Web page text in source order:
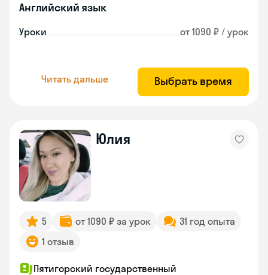
Английский язык
Уроки от 1090 ₽ / урок
Читать дальше Выбрать время
Юлия
5 от 1090 ₽ за урок
31 год опыта
1 отзыв
Пятигорский государственный